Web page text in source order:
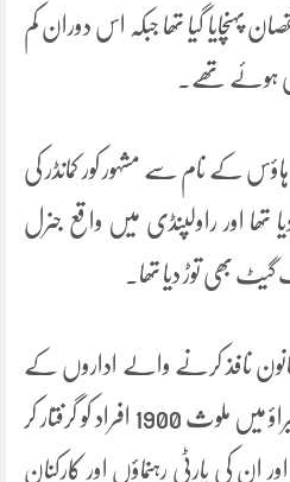
پہنچایا گیا تھا جبکہ اس دوران کم
کے نام سے مشہور کور کمانڈر کی
تھا اور راولپنڈی میں واقع جنرل
بھی توڑ دیا تھا۔
نافذ کرنے والے اداروں کے
ساتھ لڑائی، توڑ پھوڑ اور جلاؤ گھیراؤ میں ملوث 1900 افراد کو گرفتار کر
ان کی پارٹی رہنماؤں اور کارکنان